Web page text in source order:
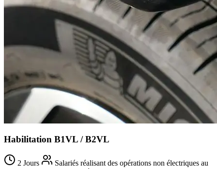
Habilitation B1VL / B2VL
2 Jours
Salariés réalisant des opérations non électriques au